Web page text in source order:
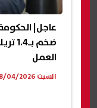
عاجل|
ضخم
العمل
السبت 18/04/2026 06:48 م